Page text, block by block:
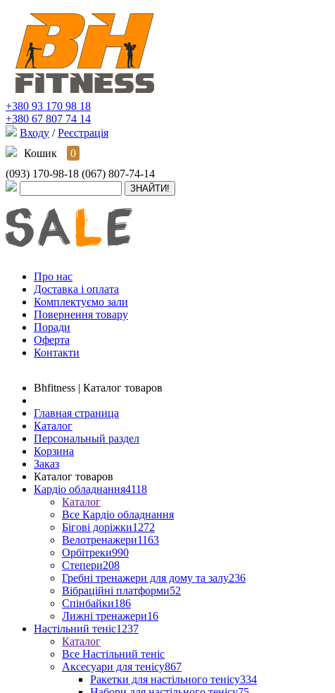
+380 93 170 98 18
+380 67 807 74 14
Входу / Реєстрація
Кошик
0
(093) 170-98-18 (067) 807-74-14
Про нас
Доставка і оплата
Комплектуємо зали
Повернення товару
Поради
Оферта
Контакти
Bhfitness | Каталог товаров
Главная страница
Каталог
Персональный раздел
Корзина
Заказ
Каталог товаров
Кардіо обладнання4118
Каталог
Все Кардіо обладнання
Бігові доріжки1272
Велотренажери1163
Орбітреки990
Степери208
Гребні тренажери для дому та залу236
Вібраційні платформи52
Спінбайки186
Лижні тренажери16
Настільний теніс1237
Каталог
Все Настільний теніс
Аксесуари для тенісу867
Ракетки для настільного тенісу334